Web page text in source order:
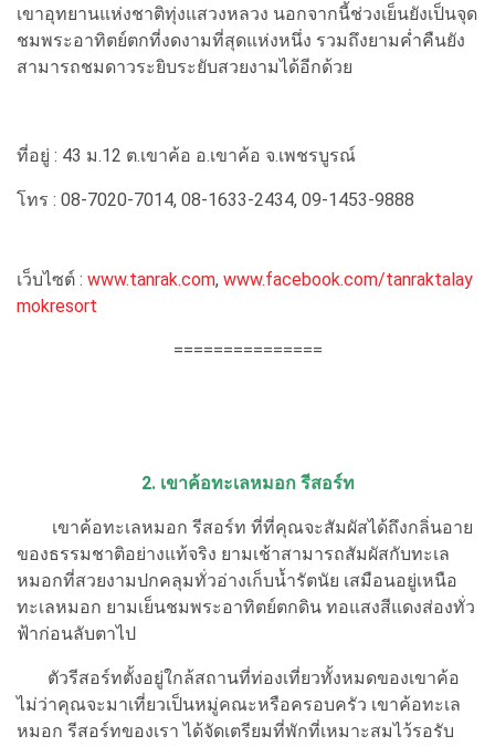
เขาอุทยานแห่งชาติทุ่งแสวงหลวง นอกจากนี้ช่วงเย็นยังเป็นจุด
ชมพระอาทิตย์ตกที่งดงามที่สุดแห่งหนึ่ง รวมถึงยามค่ำคืนยัง
สามารถชมดาวระยิบระยับสวยงามได้อีกด้วย
ที่อยู่ : 43 ม.12 ต.เขาค้อ อ.เขาค้อ จ.เพชรบูรณ์
โทร : 08-7020-7014, 08-1633-2434, 09-1453-9888
เว็บไซต์ : www.tanrak.com, www.facebook.com/tanraktalay
mokresort
===============
2. เขาค้อทะเลหมอก รีสอร์ท
เขาค้อทะเลหมอก รีสอร์ท ที่ที่คุณจะสัมผัสได้ถึงกลิ่นอาย
ของธรรมชาติอย่างแท้จริง ยามเช้าสามารถสัมผัสกับทะเล
หมอกที่สวยงามปกคลุมทั่วอ่างเก็บน้ำรัตนัย เสมือนอยู่เหนือ
ทะเลหมอก ยามเย็นชมพระอาทิตย์ตกดิน ทอแสงสีแดงส่องทั่ว
ฟ้าก่อนลับตาไป
ตัวรีสอร์ทตั้งอยู่ใกล้สถานที่ท่องเที่ยวทั้งหมดของเขาค้อ
ไม่ว่าคุณจะมาเที่ยวเป็นหมู่คณะหรือครอบครัว เขาค้อทะเล
หมอก รีสอร์ทของเรา ได้จัดเตรียมที่พักที่เหมาะสมไว้รอรับ